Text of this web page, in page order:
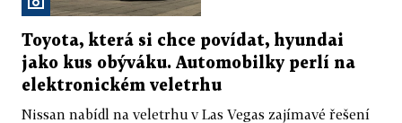
Toyota, která si chce povídat, hyundai
jako kus obýváku. Automobilky perlí na
elektronickém veletrhu
Nissan nabídl na veletrhu v Las Vegas zajímavé řešení